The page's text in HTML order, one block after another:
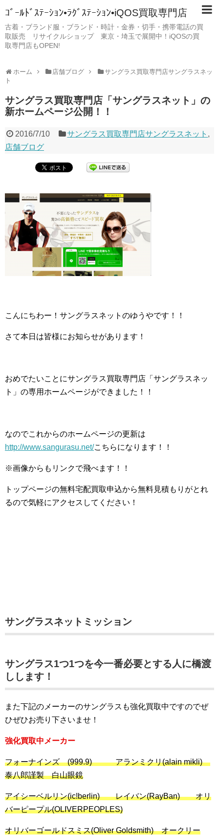
ｺﾞｰﾙﾄﾞｽﾃｰｼｮﾝ•ﾗｸﾞｽﾃｰｼｮﾝ•iQOS買取専門店
古着・ブランド服・ブランド・時計・金券・切手・携帯電話の買
取販売 リサイクルショップ 東京・埼玉で展開中！iQOSの買
取専門店もOPEN!
ホーム 店舗ブログ
サングラス買取専門店サングラスネッ
ト
サングラス買取専門店「サングラスネット」の
新ホームページ公開！！
2016/7/10 サングラス買取専門店サングラスネット ,
店舗ブログ
こんにちわー！サングラスネットのゆうやです！！
さて本日は皆様にお知らせがあります！
おめでたいことにサングラス買取専門店「サングラスネッ
ト」の専用ホームページができました！！
なのでこれからのホームページの更新は
http://www.sangurasu.net/こちらになります！！
※画像からもリンクで飛べます！！
トップページの無料宅配買取申込から無料見積もりがとれ
るので気軽にアクセスしてください！
サングラスネットミッション
サングラス1つ1つを今一番必要とする人に橋渡
しします！
また下記のメーカーのサングラスも強化買取中ですのでぜ
ひぜひお売り下さいませ！
強化買取中メーカー
フォーナインズ (999.9) アランミクリ(alain mikli)
泰八郎謹製 白山眼鏡
アイシーベルリン(ic!berlin) レイバン(RayBan) オリ
バーピープル(OLIVERPEOPLES)
オリバーゴールドスミス(Oliver Goldsmith) オークリー